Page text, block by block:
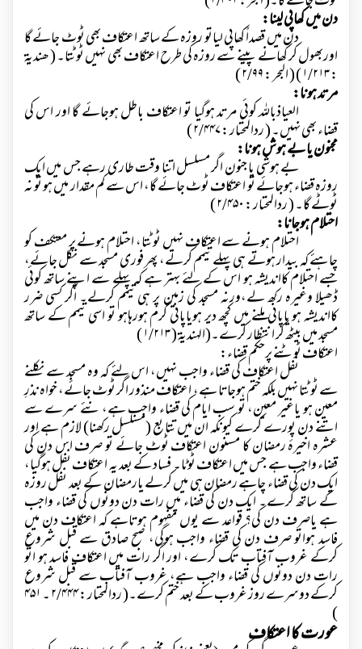
دن میں کھاپی لینا:
دن میں قصداً کھاپی لیاتو روزہ کے ساتھ اعتکاف بھی ٹوٹ جائے گا
اوربھول کر کھانے پینے سے روزہ کی طرح اعتکاف بھی نہیں ٹوٹتا۔ ( ھندیۃ
:۱/۲۱۳ ) ( البحر :۲/۹۹ )
مرتد ہونا:
العیاذباللہ کوئی مرتد ہوگیا تو اعتکاف باطل ہوجائے گا اور اس کی
قضاء بھی نہیں۔ ( ردالمحتار :۲/۴۴۷ )
مجنون یا بے ہوش ہونا:
بے ہوشی یا جنون اگر مسلسل اتنا وقت طاری رہے جس میں ایک
روزہ قضاء ہوجائے تو اعتکاف ٹوٹ جائے گا، اس سے کم مقدار میں ہو تو نہ
ٹوٹے گا۔ ( ردالمحتار :۲/۴۵۰ )
احتلام ہوجانا:
احتلام ہونے سے اعتکاف نہیں ٹوٹتا، احتلام ہونے پر معتکف کو
چاہئے کہ بیدار ہوتے ہی پہلے تیمم کرلے، پھر فوری مسجد سے نکل جائے،
جسے احتلام کااندیشہ ہو اس کے لئے بہتر ہے کہ پہلے سے اپنے ساتھ کوئی
ڈھیلا وغیرہ رکھ لے،ورنہ مسجد کی زمین پر ہی تیمم کرلے۔ اگر کسی ضرر
کااندیشہ ہو یاپانی ملنے میں کچھ دیر ہویاپانی گرم ہورہاہو تو اسی تیمم کے ساتھ
مسجد میں بیٹھ کر انتظار کرے۔(الہندیۃ (۱/۲۱۳ )
اعتکاف ٹوٹنے پرحکم قضاء:
نفل اعتکاف کی قضاء واجب نہیں، اس لئے کہ وہ مسجد سے نکلنے
سے ٹوٹتا نہیں بلکہ ختم ہوجاتا ہے، اعتکاف منذور اگر ٹوٹ جائے، خواہ نذرِ
معین ہو یاغیر معین، تو سب ایام کی قضاء واجب ہے، نئے سرے سے
اتنے دن پورے کرے کیونکہ ان میں تتابع (مسلسل رکھنا) لازم ہے اور
عشرہ اخیرۂ رمضان کا مسنون اعتکاف ٹوٹ جائے تو صرف اس دن کی
قضاء واجب ہے جس میں اعتکاف ٹوٹا۔ فساد کے بعد یہ اعتکاف نفل ہوگیا،
ایک دن کی قضاء چاہے رمضان ہی میں کرلے یارمضان کے بعد نفل روزہ
کے ساتھ کرے۔ ایک دن کی قضاء میں رات دن دونوں کی قضاء واجب
ہے یاصرف دن کی؟ قواعد سے یوں مفہوم ہوتاہے کہ اعتکاف دن میں
فاسد ہواتو صرف دن کی قضاء واجب ہوگی، صبح صادق سے قبل شروع
کرکے غروب آفتاب تک کرے، اور اگر رات میں اعتکاف فاسد ہو اتو
رات دن دونوں کی قضاء واجب ہے، غروب آفتاب سے قبل شروع
کرکے دوسرے روز غروب کے بعد ختم کرے۔( ردالمحتار :۲/۴۴۴۔۴۵۱
)
عورت کا اعتکاف